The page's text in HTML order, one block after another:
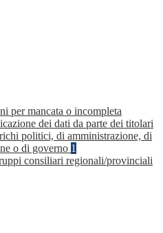
per mancata o incompleta
dei dati da parte dei titolari
politici, di amministrazione, di
o di governo 1
consiliari regionali/provinciali